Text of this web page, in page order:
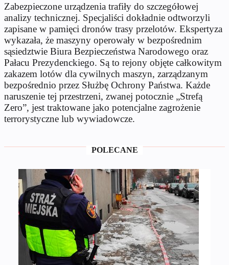
Zabezpieczone urządzenia trafiły do szczegółowej
analizy technicznej. Specjaliści dokładnie odtworzyli
zapisane w pamięci dronów trasy przelotów. Ekspertyza
wykazała, że maszyny operowały w bezpośrednim
sąsiedztwie Biura Bezpieczeństwa Narodowego oraz
Pałacu Prezydenckiego. Są to rejony objęte całkowitym
zakazem lotów dla cywilnych maszyn, zarządzanym
bezpośrednio przez Służbę Ochrony Państwa. Każde
naruszenie tej przestrzeni, zwanej potocznie „Strefą
Zero”, jest traktowane jako potencjalne zagrożenie
terrorystyczne lub wywiadowcze.
POLECANE